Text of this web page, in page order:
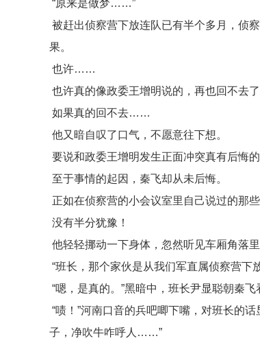
“原来是做梦……”
被赶出侦察营下放连队已有半个多月，侦
果。
也许……
也许真的像政委王增明说的，再也回不去
如果真的回不去……
他又暗自叹了口气，不愿意往下想。
要说和政委王增明发生正面冲突真有后悔
至于事情的起因，秦飞却从未后悔。
正如在侦察营的小会议室里自己说过的那
没有半分犹豫！
他轻轻挪动一下身体，忽然听见车厢角落
“班长，那个家伙是从我们军直属侦察营下
“嗯，是真的。”黑暗中，班长尹显聪朝秦
“啧！”河南口音的兵吧唧下嘴，对班长的
子，净吹牛咋呼人……”